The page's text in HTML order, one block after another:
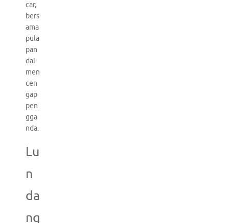
car,
bers
ama
pula
pan
dai
men
cen
gap
pen
gga
nda.
Lu
n
da
ng